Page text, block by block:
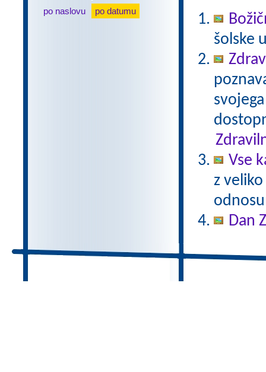
po naslovu
po datumu
šolske
Vse
z
Dan